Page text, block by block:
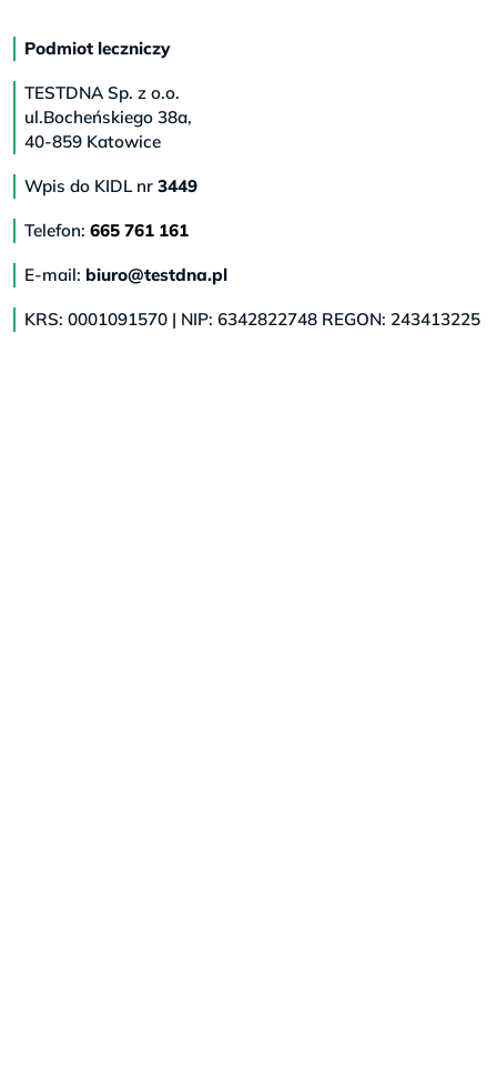
Podmiot leczniczy
TESTDNA Sp. z o.o.
ul.Bocheńskiego 38a,
40-859 Katowice
Wpis do KIDL nr 3449
Telefon: 665 761 161
E-mail: biuro@testdna.pl
KRS: 0001091570 | NIP: 6342822748 REGON: 243413225